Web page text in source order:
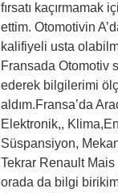
fırsatı kaçırmamak
ettim. Otomotivin
kalifiyeli usta
Fransada Otomotiv
ederek bilgilerimi
aldım.Fransa’da
Elektronik,,
Süspansiyon,
Tekrar Renault
orada da bilgi